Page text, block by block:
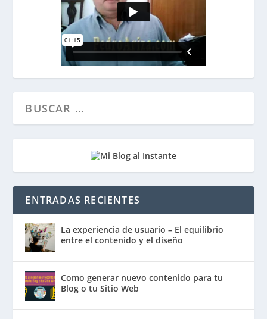
ENTRADAS RECIENTES
La experiencia de usuario – El equilibrio
entre el contenido y el diseño
Como generar nuevo contenido para tu
Blog o tu Sitio Web